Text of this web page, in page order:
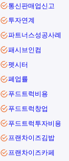
통신판매업신고
투자연계
파트너스성공사례
패시브인컴
펫시터
폐업률
푸드트럭비용
푸드트럭창업
푸드트럭투자비용
프랜차이즈김밥
프랜차이즈카페